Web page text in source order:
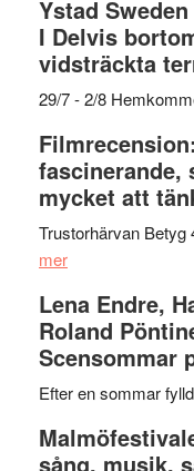
Ystad
I Delvis
vidsträckta
29/7 - 2/8
fascinerande,
mycket att
Trustorhärvan
merom
Trustorhärvan
–
fascinerande,
spännande
ger
Lena Endre,
Roland
Scensommar
Efter en sommar
sång, musik,